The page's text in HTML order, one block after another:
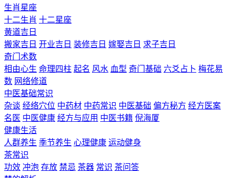
生肖星座
十二生肖 十二星座
黄道吉日
搬家吉日 开业吉日 装修吉日 嫁娶吉日 求子吉日
奇门术数
相由心生 命理四柱 起名 风水 血型 奇门基础 六爻占卜 梅花易
数 网络修道
中医基础常识
杂谈 经络穴位 中药材 中药常识 中医基础 偏方秘方 经方医案
名医 中医健康 经方与应用 中医书籍 倪海厦
健康生活
人群养生 季节养生 心理健康 运动健身
茶常识
功效 冲泡 存放 禁忌 茶器 常识 茶问答